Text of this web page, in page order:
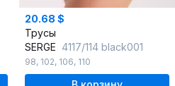
20.68 $
Трусы
SERGE 4117/114 black001
98, 102, 106, 110